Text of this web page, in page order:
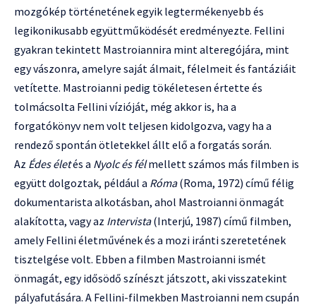
mozgókép történetének egyik legtermékenyebb és
legikonikusabb együttműködését eredményezte. Fellini
gyakran tekintett Mastroiannira mint alteregójára, mint
egy vászonra, amelyre saját álmait, félelmeit és fantáziáit
vetítette. Mastroianni pedig tökéletesen értette és
tolmácsolta Fellini vízióját, még akkor is, ha a
forgatókönyv nem volt teljesen kidolgozva, vagy ha a
rendező spontán ötletekkel állt elő a forgatás során.
Az Édes életés a Nyolc és félmellett számos más filmben is
együtt dolgoztak, például a Róma(Roma, 1972) című félig
dokumentarista alkotásban, ahol Mastroianni önmagát
alakította, vagy az Intervista(Interjú, 1987) című filmben,
amely Fellini életművének és a mozi iránti szeretetének
tisztelgése volt. Ebben a filmben Mastroianni ismét
önmagát, egy idősödő színészt játszott, aki visszatekint
pályafutására. A Fellini-filmekben Mastroianni nem csupán